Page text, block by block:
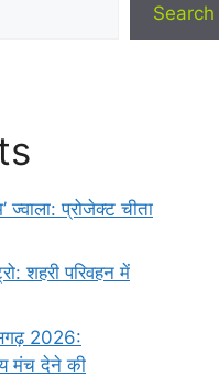
Search
ज्वाला: प्रोजेक्ट चीता
शहरी परिवहन में
2026:
मंच देने की